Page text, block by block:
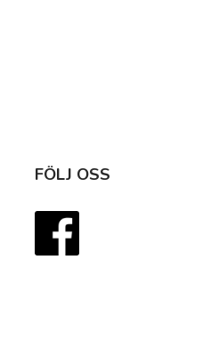
FÖLJ OSS